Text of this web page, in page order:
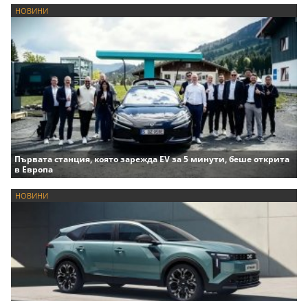
НОВИНИ
Първата станция, която зарежда EV за 5 минути, беше открита
в Европа
НОВИНИ